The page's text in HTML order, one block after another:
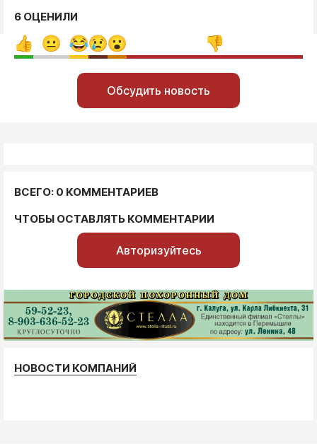
6 ОЦЕНИЛИ
Обсудить новость
ВСЕГО: 0 КОММЕНТАРИЕВ
ЧТОБЫ ОСТАВЛЯТЬ КОММЕНТАРИИ
Авторизуйтесь
НОВОСТИ КОМПАНИЙ